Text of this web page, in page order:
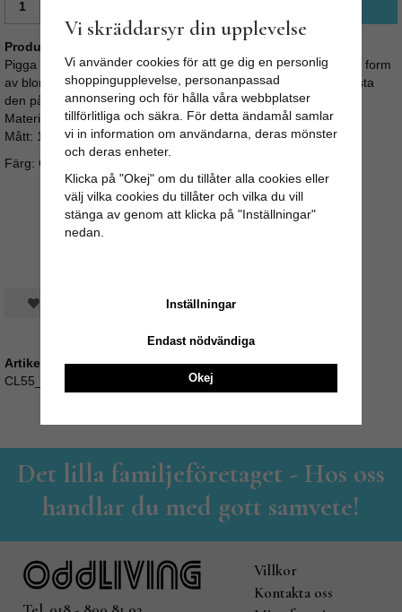
Produktbeskrivning:
Pigga upp din retro outfit med en vacker blomma! Hårblomma i form
av blommor som du fäster som ett hårspänne. Du kan även fästa
den på tröjan med en säkerhetsnål.
Material: 100% polyester
Mått: 10 x 10 cm
Färg: Gul, röd etc
Spara som favorit
Artikelnummer:
CL55_ACSS22166A
Det lilla familjeföretaget - Hos oss
handlar du med gott samvete!
Villkor
Kontakta oss
Vi skräddarsyr din upplevelse
Vi använder cookies för att ge dig en personlig
shoppingupplevelse, personanpassad
annonsering och för hålla våra webbplatser
tillförlitliga och säkra. För detta ändamål samlar
vi in information om användarna, deras mönster
och deras enheter.
Klicka på "Okej" om du tillåter alla cookies eller
välj vilka cookies du tillåter och vilka du vill
stänga av genom att klicka på "Inställningar"
nedan.
Inställningar
Endast nödvändiga
Okej